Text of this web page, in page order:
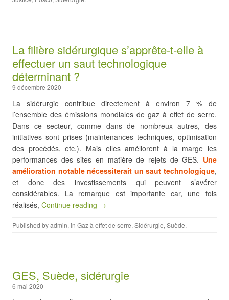
La filière sidérurgique s’apprête-t-elle à
effectuer un saut technologique
déterminant ?
9 décembre 2020
La sidérurgie contribue directement à environ 7 % de
l’ensemble des émissions mondiales de gaz à effet de serre.
Dans ce secteur, comme dans de nombreux autres, des
initiatives sont prises (maintenances techniques, optimisation
des procédés, etc.). Mais elles améliorent à la marge les
performances des sites en matière de rejets de GES. Une
amélioration notable nécessiterait un saut technologique,
et donc des investissements qui peuvent s’avérer
considérables. La remarque est importante car, une fois
réalisés, Continue reading →
Published byadmin, in Gaz à effet de serre, Sidérurgie, Suède.
GES, Suède, sidérurgie
6 mai 2020